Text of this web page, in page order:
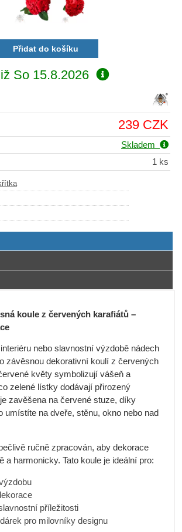
So 15.8.2026
239 CZK
Skladem
1 ks
koule z červených karafiátů –
nebo slavnostní výzdobě nádech
závěsnou dekorativní koulí z červených
květy symbolizují vášeň a
zelené lístky dodávají přirozený
zavěšena na červené stuze, díky
umístíte na dveře, stěnu, okno nebo nad
ručně zpracován, aby dekorace
a harmonicky. Tato koule je ideální pro:
příležitosti
pro milovníky designu